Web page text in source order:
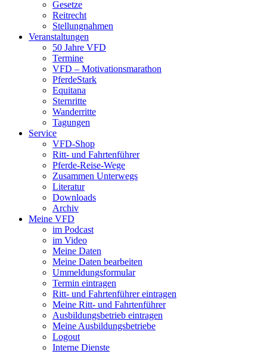
Gesetze
Reitrecht
Stellungnahmen
Veranstaltungen
50 Jahre VFD
Termine
VFD – Motivationsmarathon
PferdeStark
Equitana
Sternritte
Wanderritte
Tagungen
Service
VFD-Shop
Ritt- und Fahrtenführer
Pferde-Reise-Wege
Zusammen Unterwegs
Literatur
Downloads
Archiv
Meine VFD
im Podcast
im Video
Meine Daten
Meine Daten bearbeiten
Ummeldungsformular
Termin eintragen
Ritt- und Fahrtenführer eintragen
Meine Ritt- und Fahrtenführer
Ausbildungsbetrieb eintragen
Meine Ausbildungsbetriebe
Logout
Interne Dienste